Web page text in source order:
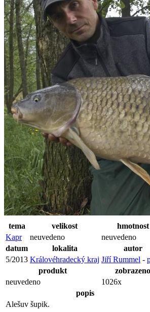
tema velikost
hmotnost
Kapr
neuvedeno
neuvedeno
datum
lokalita
autor
5/2013 Královéhradecký kraj Jiří Rummel -
produkt
zobrazeno
neuvedeno
1026x
popis
Alešuv šupik.